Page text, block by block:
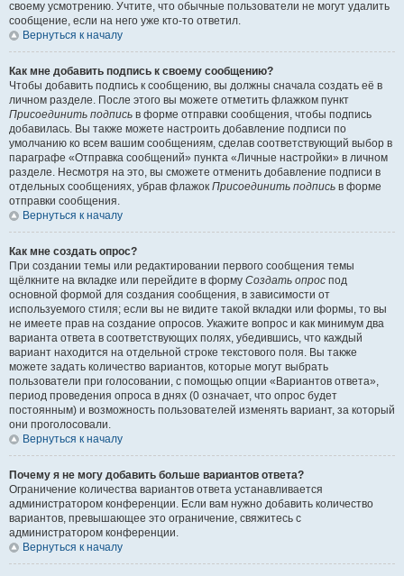
своему усмотрению. Учтите, что обычные пользователи не могут удалить
сообщение, если на него уже кто-то ответил.
Вернуться к началу
Как мне добавить подпись к своему сообщению?
Чтобы добавить подпись к сообщению, вы должны сначала создать её в
личном разделе. После этого вы можете отметить флажком пункт
Присоединить подпись в форме отправки сообщения, чтобы подпись
добавилась. Вы также можете настроить добавление подписи по
умолчанию ко всем вашим сообщениям, сделав соответствующий выбор в
параграфе «Отправка сообщений» пункта «Личные настройки» в личном
разделе. Несмотря на это, вы сможете отменить добавление подписи в
отдельных сообщениях, убрав флажок Присоединить подпись в форме
отправки сообщения.
Вернуться к началу
Как мне создать опрос?
При создании темы или редактировании первого сообщения темы
щёлкните на вкладке или перейдите в форму Создать опрос под
основной формой для создания сообщения, в зависимости от
используемого стиля; если вы не видите такой вкладки или формы, то вы
не имеете прав на создание опросов. Укажите вопрос и как минимум два
варианта ответа в соответствующих полях, убедившись, что каждый
вариант находится на отдельной строке текстового поля. Вы также
можете задать количество вариантов, которые могут выбрать
пользователи при голосовании, с помощью опции «Вариантов ответа»,
период проведения опроса в днях (0 означает, что опрос будет
постоянным) и возможность пользователей изменять вариант, за который
они проголосовали.
Вернуться к началу
Почему я не могу добавить больше вариантов ответа?
Ограничение количества вариантов ответа устанавливается
администратором конференции. Если вам нужно добавить количество
вариантов, превышающее это ограничение, свяжитесь с
администратором конференции.
Вернуться к началу